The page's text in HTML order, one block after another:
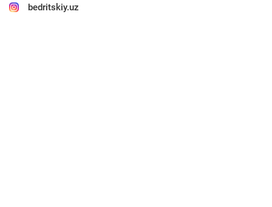
bedritskiy.uz